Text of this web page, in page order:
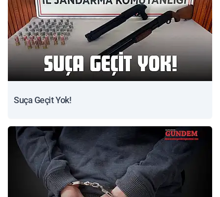
Suça Geçit Yok!